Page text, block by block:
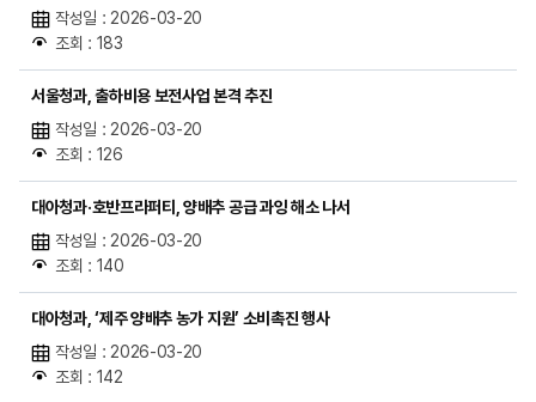
작성일 : 2026-03-20
조회 : 183
서울청과, 출하비용 보전사업 본격 추진
작성일 : 2026-03-20
조회 : 126
대아청과·호반프라퍼티, 양배추 공급 과잉 해소 나서
작성일 : 2026-03-20
조회 : 140
대아청과, ‘제주 양배추 농가 지원’ 소비촉진 행사
작성일 : 2026-03-20
조회 : 142